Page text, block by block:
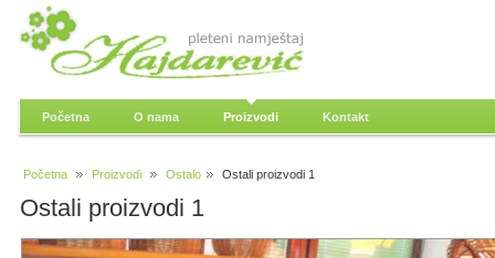
Početna O nama Proizvodi Kontakt
Početna Proizvodi Ostalo Ostali proizvodi 1
Ostali proizvodi 1